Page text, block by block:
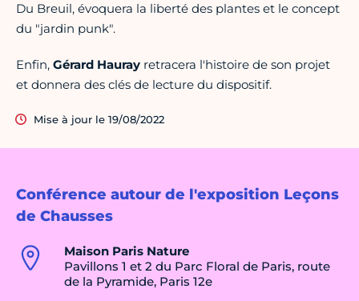
Conférence autour de l'exposition Leçons
de Chausses
Maison Paris Nature
Pavillons 1 et 2 du Parc Floral de Paris, route
de la Pyramide, Paris 12e
Du Breuil, évoquera la liberté des plantes et le concept
du "jardin punk".
Enfin, Gérard Hauray retracera l'histoire de son projet
et donnera des clés de lecture du dispositif.
Mise à jour le 19/08/2022